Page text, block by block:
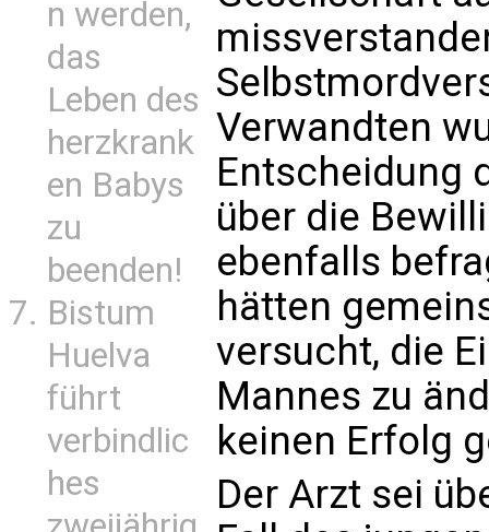
n werden,
das
Leben des
herzkrank
en Babys
zu
beenden!
Bistum
Huelva
führt
verbindlic
hes
Verwandten
Entscheidung
über die
ebenfalls
hätten
versucht, die
Mannes zu
keinen Erfolg
Der Arzt sei